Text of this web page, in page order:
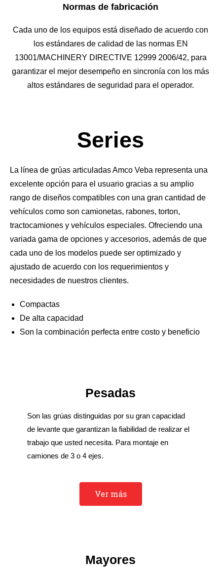
Normas de fabricación
Cada uno de los equipos está diseñado de acuerdo con
los estándares de calidad de las normas EN
13001/MACHINERY DIRECTIVE 12999 2006/42, para
garantizar el mejor desempeño en sincronía con los más
altos estándares de seguridad para el operador.
Series
La línea de grúas articuladas Amco Veba representa una
excelente opción para el usuario gracias a su amplio
rango de diseños compatibles con una gran cantidad de
vehículos como son camionetas, rabones, torton,
tractocamiones y vehículos especiales. Ofreciendo una
variada gama de opciones y accesorios, además de que
cada uno de los modelos puede ser optimizado y
ajustado de acuerdo con los requerimientos y
necesidades de nuestros clientes.
Compactas
De alta capacidad
Son la combinación perfecta entre costo y beneficio
Pesadas
Son las grúas distinguidas por su gran capacidad
de levante que garantizan la fiabilidad de realizar el
trabajo que usted necesita. Para montaje en
camiones de 3 o 4 ejes.
Ver más
Mayores